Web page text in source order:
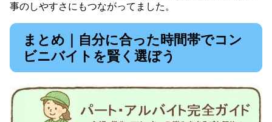
事のしやすさにもつながってました。
まとめ｜自分に合った時間帯でコン
ビニバイトを賢く選ぼう